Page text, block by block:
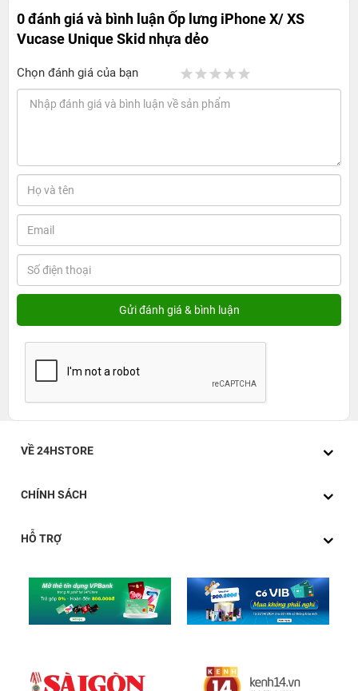
0 đánh giá và bình luậnỐp lưng iPhone X/ XS
Vucase Unique Skid nhựa dẻo
Chọn đánh giá của bạn
VỀ 24HSTORE
CHÍNH SÁCH
HỖ TRỢ